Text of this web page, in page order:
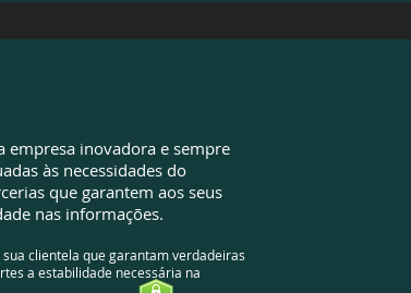
empresa inovadora e sempre
às necessidades do
que garantem aos seus
nas informações.
clientela que garantam verdadeiras
a estabilidade necessária na